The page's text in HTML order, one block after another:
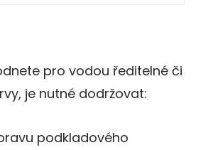
pro vodou ředitelné či
je nutné dodržovat:
podkladového